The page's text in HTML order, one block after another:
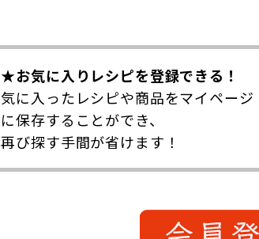
★お気に入りレシピを登録できる！
気に入ったレシピや商品をマイページ
に保存することができ、
再び探す手間が省けます！